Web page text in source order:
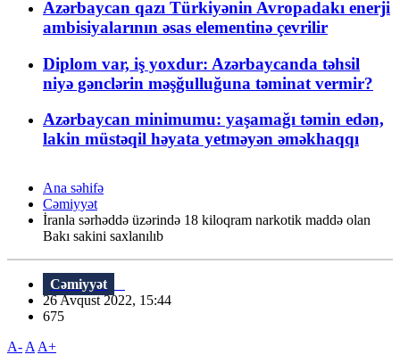
Azərbaycan qazı Türkiyənin Avropadakı enerji
ambisiyalarının əsas elementinə çevrilir
Diplom var, iş yoxdur: Azərbaycanda təhsil
niyə gənclərin məşğulluğuna təminat vermir?
Azərbaycan minimumu: yaşamağı təmin edən,
lakin müstəqil həyata yetməyən əməkhaqqı
Ana səhifə
Cəmiyyət
İranla sərhəddə üzərində 18 kiloqram narkotik maddə olan
Bakı sakini saxlanılıb
Cəmiyyət
26 Avqust 2022, 15:44
675
A- A A+